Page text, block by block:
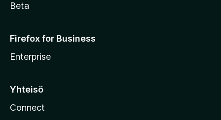
Beta
Firefox for Business
Enterprise
Yhteisö
Connect